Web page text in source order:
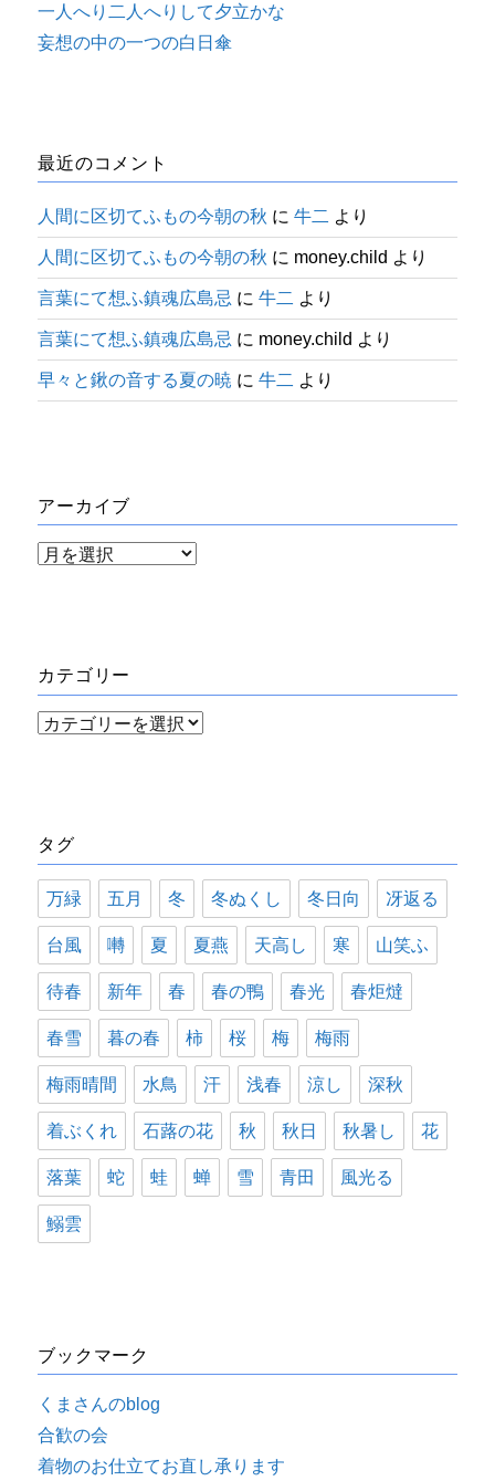
一人へり二人へりして夕立かな
妄想の中の一つの白日傘
最近のコメント
人間に区切てふもの今朝の秋 に牛二 より
人間に区切てふもの今朝の秋 に money.child より
言葉にて想ふ鎮魂広島忌 に牛二 より
言葉にて想ふ鎮魂広島忌 に money.child より
早々と鍬の音する夏の暁 に牛二 より
アーカイブ
ア
ブ
カテゴリー
カ
ー
タグ
万緑 五月 冬 冬ぬくし 冬日向 冴返る
台風 囀 夏 夏燕 天高し 寒 山笑ふ
待春 新年 春 春の鴨 春光 春炬燵
春雪 暮の春 柿 桜 梅 梅雨
梅雨晴間 水鳥 汗 浅春 涼し 深秋
着ぶくれ 石蕗の花 秋 秋日 秋暑し 花
落葉 蛇 蛙 蝉 雪 青田 風光る
鰯雲
ブックマーク
くまさんのblog
合歓の会
着物のお仕立てお直し承ります